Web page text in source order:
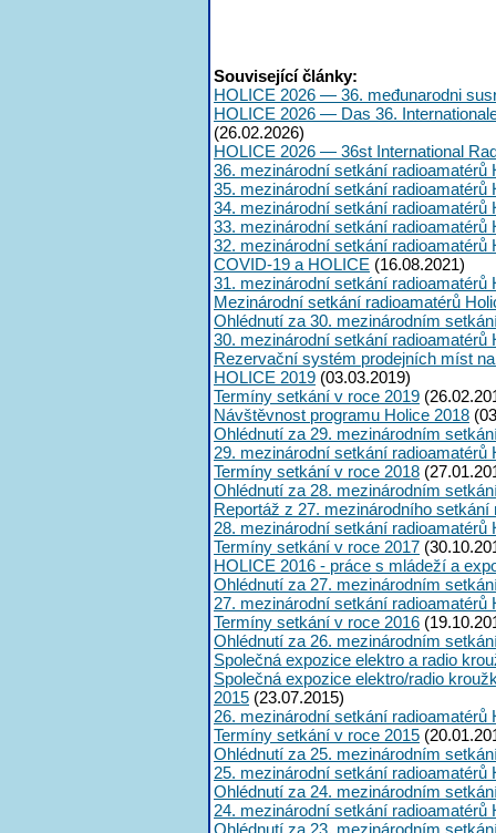
Související články:
HOLICE 2026 — 36. međunarodni
HOLICE 2026 — Das 36.
(26.02.2026)
HOLICE 2026 — 36st International
36. mezinárodní setkání radioamatérů
35. mezinárodní setkání radioamatérů
34. mezinárodní setkání radioamatérů
33. mezinárodní setkání radioamatérů
32. mezinárodní setkání radioamatérů
COVID-19 a HOLICE (16.08.2021)
31. mezinárodní setkání radioamatérů
Mezinárodní setkání radioamatérů
Ohlédnutí za 30. mezinárodním
30. mezinárodní setkání radioamatérů
Rezervační systém prodejních míst
HOLICE 2019 (03.03.2019)
Termíny setkání v roce 2019
Návštěvnost programu Holice 2018
Ohlédnutí za 29. mezinárodním
29. mezinárodní setkání radioamatérů
Termíny setkání v roce 2018
Ohlédnutí za 28. mezinárodním
Reportáž z 27. mezinárodního setkání
28. mezinárodní setkání radioamatérů
Termíny setkání v roce 2017
HOLICE 2016 - práce s mládeží a
Ohlédnutí za 27. mezinárodním
27. mezinárodní setkání radioamatérů
Termíny setkání v roce 2016
Ohlédnutí za 26. mezinárodním
Společná expozice elektro a radio
Společná expozice elektro/radio
2015 (23.07.2015)
26. mezinárodní setkání radioamatérů
Termíny setkání v roce 2015
Ohlédnutí za 25. mezinárodním
25. mezinárodní setkání radioamatérů
Ohlédnutí za 24. mezinárodním
24. mezinárodní setkání radioamatérů
Ohlédnutí za 23. mezinárodním